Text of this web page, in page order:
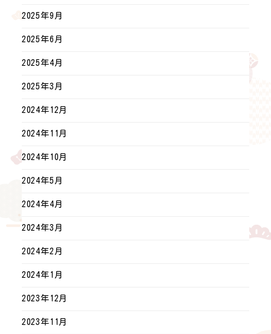
2025年9月
2025年6月
2025年4月
2025年3月
2024年12月
2024年11月
2024年10月
2024年5月
2024年4月
2024年3月
2024年2月
2024年1月
2023年12月
2023年11月